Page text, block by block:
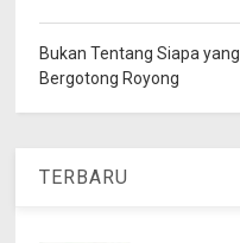
Bukan Tentang Siapa
Bergotong Royong
TERBARU